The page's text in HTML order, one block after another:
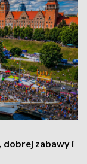
dobrej zabawy i